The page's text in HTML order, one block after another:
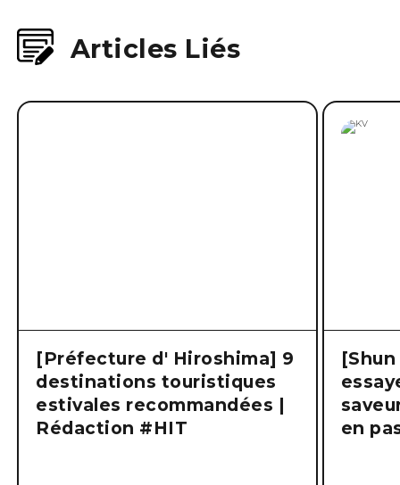
Articles Liés
[Préfecture d' Hiroshima] 9
destinations touristiques
estivales recommandées |
Rédaction #HIT
en